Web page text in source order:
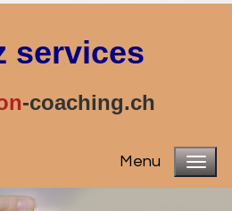
services
-coaching.ch
Menu